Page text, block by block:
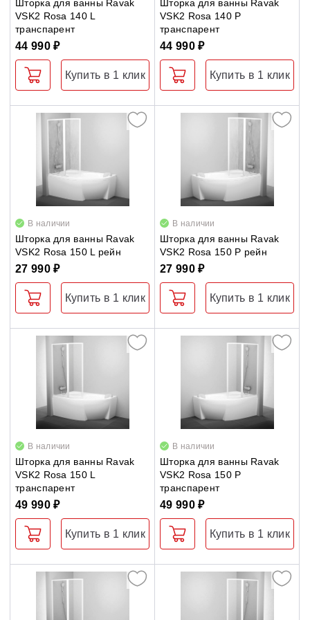
Шторка для ванны Ravak
VSK2 Rosa 140 L
транспарент
44 990 ₽
Купить в 1 клик
Шторка для ванны Ravak
VSK2 Rosa 140 P
транспарент
44 990 ₽
Купить в 1 клик
В наличии
Шторка для ванны Ravak
VSK2 Rosa 150 L рейн
27 990 ₽
Купить в 1 клик
В наличии
Шторка для ванны Ravak
VSK2 Rosa 150 P рейн
27 990 ₽
Купить в 1 клик
В наличии
Шторка для ванны Ravak
VSK2 Rosa 150 L
транспарент
49 990 ₽
Купить в 1 клик
В наличии
Шторка для ванны Ravak
VSK2 Rosa 150 P
транспарент
49 990 ₽
Купить в 1 клик